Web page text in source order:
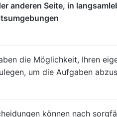
anderen Seite, in
die Möglichkeit, Ihren
um die Aufgaben
können nach